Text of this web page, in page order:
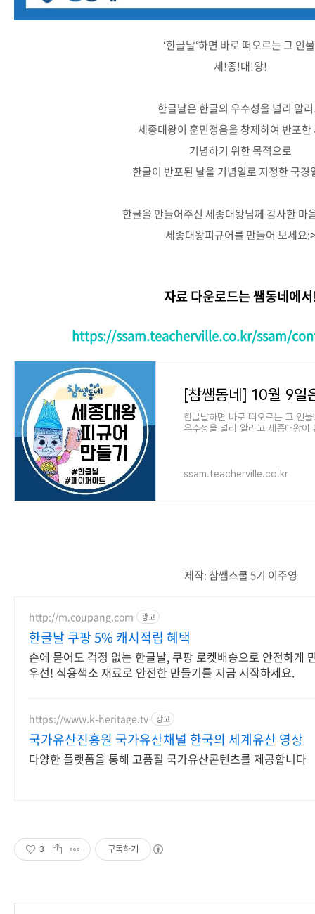
‘한글날‘하면 바로 떠오르는 그 인
세!종!대!왕!
한글날은 한글의 우수성을 널리 알
세종대왕이 훈민정음을 창제하여 반포한
기념하기 위한 목적으로
한글이 반포된 날을 기념일로 지정한 국경
한글을 만들어주신 세종대왕님께 감사한 마
세종대왕피규어를 만들어 보세요
자료 다운로드는 쌤동네에
https://ssam.teacherville.co.kr/ssam/
한글날하면 바로 떠오르는 그 인
우수성을 널리 알리고 세종대왕
ssam.teacherville.co.kr
제작: 참쌤스쿨 5기 이주영
http://m.coupang.com 광고
한글날 쿠팡 5% 캐시적립 혜택
손에 묻어도 걱정 없는 한글날, 쿠팡 로켓배송으로 안전하게
우선! 식용색소 재료로 안전한 만들기를 지금 시작하세요.
https://www.k-heritage.tv 광고
국가유산진흥원 국가유산채널 한국의 세계유산 영상
다양한 플랫폼을 통해 고품질 국가유산콘텐츠를 제공합니다
3 구독하기